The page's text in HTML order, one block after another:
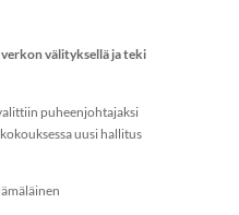
välityksellä ja teki
puheenjohtajaksi
uusi hallitus